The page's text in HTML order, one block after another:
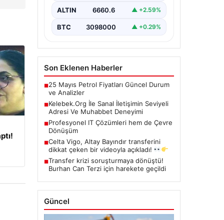
Halen çeşitli…
ALTIN 6660.6 ▲ +2.59%
BTC 3098000 ▲ +0.29%
Son Eklenen Haberler
■25 Mayıs Petrol Fiyatları Güncel Durum
ve Analizler
■Kelebek.Org İle Sanal İletişimin Seviyeli
Adresi Ve Muhabbet Deneyimi
■Profesyonel IT Çözümleri hem de Çevre
Dönüşüm
■Celta Vigo, Altay Bayındır transferini
dikkat çeken bir videoyla açıkladı!
■Transfer krizi soruşturmaya dönüştü!
Burhan Can Terzi için harekete geçildi
Güncel